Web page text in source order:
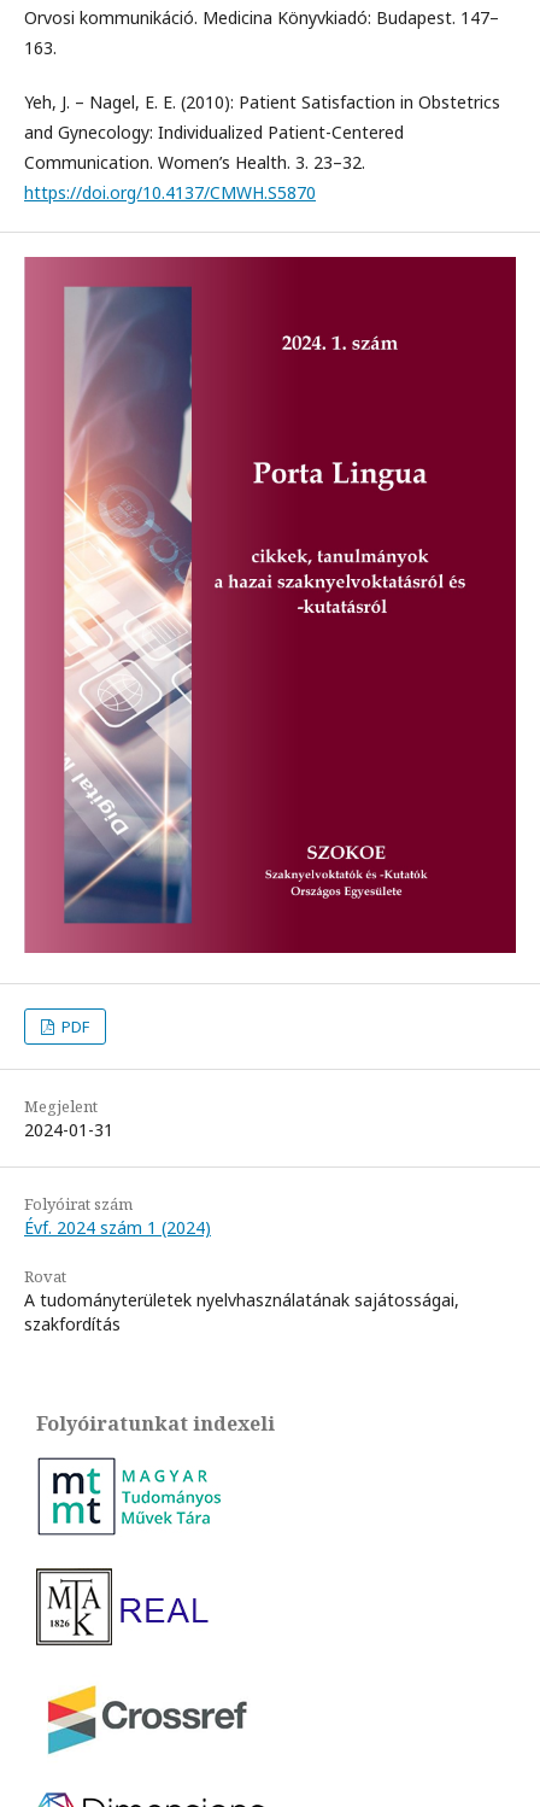
Orvosi kommunikáció. Medicina Könyvkiadó: Budapest. 147–
163.
Yeh, J. – Nagel, E. E. (2010): Patient Satisfaction in Obstetrics
and Gynecology: Individualized Patient-Centered
Communication. Women’s Health. 3. 23–32.
https://doi.org/10.4137/CMWH.S5870
PDF
Megjelent
2024-01-31
Folyóirat szám
Évf. 2024 szám 1 (2024)
Rovat
A tudományterületek nyelvhasználatának sajátosságai,
szakfordítás
Folyóiratunkat indexeli